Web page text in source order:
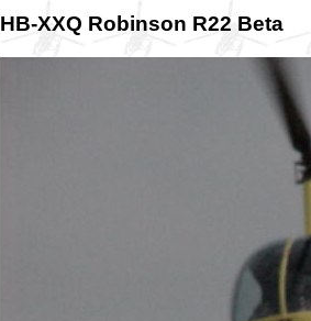
HB-XXQ Robinson R22 Beta